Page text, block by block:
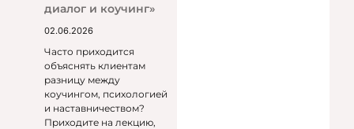
диалог и коучинг»
02.06.2026
Часто приходится
объяснять клиентам
разницу между
коучингом, психологией
и наставничеством?
Приходите на лекцию,